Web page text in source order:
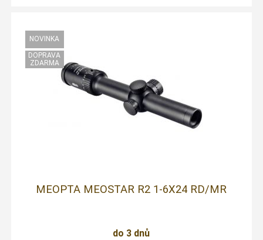
MEOPTA MEOSTAR R2 1-6X24 RD/MR
do 3 dnů